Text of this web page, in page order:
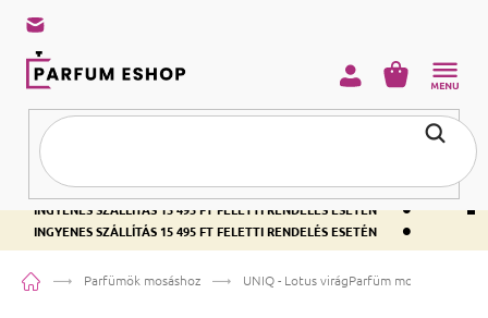
INGYENES SZÁLLÍTÁS 15 495 FT FELETTI RENDELÉS ESETÉN •
INGYENES SZÁLLÍTÁS 15 495 FT FELETTI RENDELÉS ESETÉN •
INGYENES SZÁLLÍTÁS 15 495 FT FELETTI RENDELÉS ESETÉN •
KOSÁR
KezdőlapParfümök mosáshoz UNIQ - Lotus virágParfüm mosáshoz